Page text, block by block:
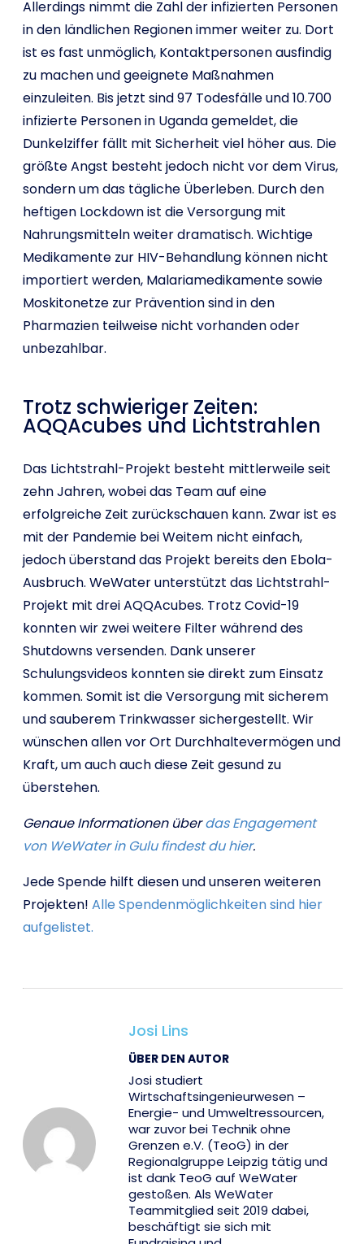
Allerdings nimmt die Zahl der infizierten Personen
in den ländlichen Regionen immer weiter zu. Dort
ist es fast unmöglich, Kontaktpersonen ausfindig
zu machen und geeignete Maßnahmen
einzuleiten. Bis jetzt sind 97 Todesfälle und 10.700
infizierte Personen in Uganda gemeldet, die
Dunkelziffer fällt mit Sicherheit viel höher aus. Die
größte Angst besteht jedoch nicht vor dem Virus,
sondern um das tägliche Überleben. Durch den
heftigen Lockdown ist die Versorgung mit
Nahrungsmitteln weiter dramatisch. Wichtige
Medikamente zur HIV-Behandlung können nicht
importiert werden, Malariamedikamente sowie
Moskitonetze zur Prävention sind in den
Pharmazien teilweise nicht vorhanden oder
unbezahlbar.
Trotz schwieriger Zeiten:
AQQAcubes und Lichtstrahlen
Das Lichtstrahl-Projekt besteht mittlerweile seit
zehn Jahren, wobei das Team auf eine
erfolgreiche Zeit zurückschauen kann. Zwar ist es
mit der Pandemie bei Weitem nicht einfach,
jedoch überstand das Projekt bereits den Ebola-
Ausbruch. WeWater unterstützt das Lichtstrahl-
Projekt mit drei AQQAcubes. Trotz Covid-19
konnten wir zwei weitere Filter während des
Shutdowns versenden. Dank unserer
Schulungsvideos konnten sie direkt zum Einsatz
kommen. Somit ist die Versorgung mit sicherem
und sauberem Trinkwasser sichergestellt. Wir
wünschen allen vor Ort Durchhaltevermögen und
Kraft, um auch auch diese Zeit gesund zu
überstehen.
Genaue Informationen überdas Engagement
von WeWater in Gulu findest du hier.
Jede Spende hilft diesen und unseren weiteren
Projekten! Alle Spendenmöglichkeiten sind hier
aufgelistet.
Josi Lins
ÜBER DEN AUTOR
Josi studiert
Wirtschaftsingenieurwesen –
Energie- und Umweltressourcen,
war zuvor bei Technik ohne
Grenzen e.V. (TeoG) in der
Regionalgruppe Leipzig tätig und
ist dank TeoG auf WeWater
gestoßen. Als WeWater
Teammitglied seit 2019 dabei,
beschäftigt sie sich mit